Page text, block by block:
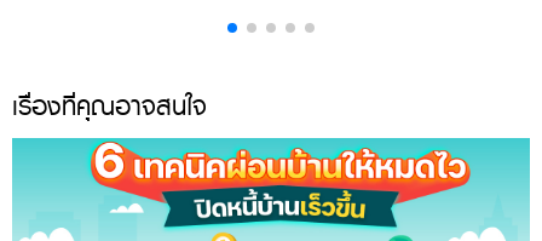
เรื่องที่คุณอาจสนใจ